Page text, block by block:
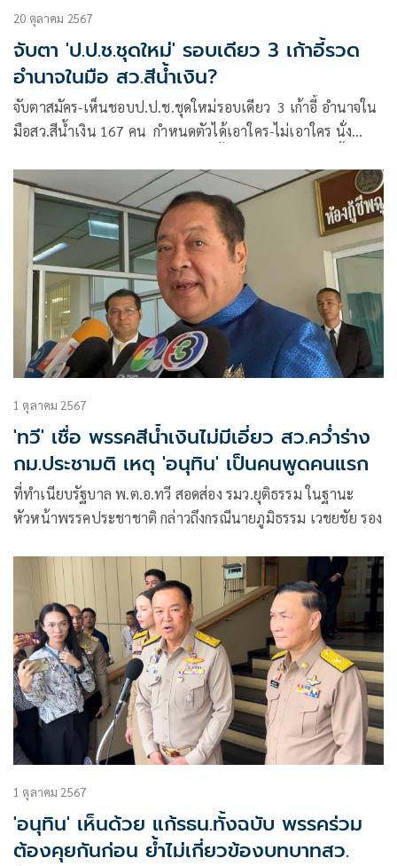
20 ตุลาคม 2567
จับตา 'ป.ป.ช.ชุดใหม่' รอบเดียว 3 เก้าอี้รวด
อำนาจในมือ สว.สีน้ำเงิน?
จับตาสมัคร-เห็นชอบป.ป.ช.ชุดใหม่รอบเดียว 3 เก้าอี้ อำนาจใน
มือสว.สีน้ำเงิน 167 คน กำหนดตัวได้เอาใคร-ไม่เอาใคร นั่ง
ตรวจการแผ่นดิน
1 ตุลาคม 2567
'ทวี' เชื่อ พรรคสีน้ำเงินไม่มีเอี่ยว สว.คว่ำร่าง
กม.ประชามติ เหตุ 'อนุทิน' เป็นคนพูดคนแรก
ที่ทำเนียบรัฐบาล พ.ต.อ.ทวี สอดส่อง รมว.ยุติธรรม ในฐานะ
หัวหน้าพรรคประชาชาติ กล่าวถึงกรณีนายภูมิธรรม เวชยชัย รอง
1 ตุลาคม 2567
'อนุทิน' เห็นด้วย แก้รธน.ทั้งฉบับ พรรคร่วม
ต้องคุยกันก่อน ย้ำไม่เกี่ยวข้องบทบาทสว.